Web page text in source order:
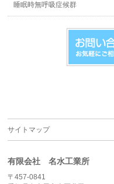
睡眠時無呼吸症候群
サイトマップ
有限会社 名水工業所
〒457-0841